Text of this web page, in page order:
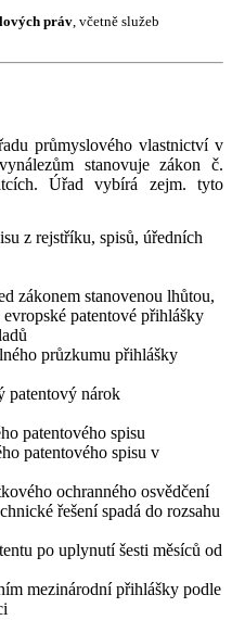
práv , včetně služeb
průmyslového vlastnictví v
stanovuje zákon č.
Úřad vybírá zejm. tyto
z rejstříku, spisů, úředních
zákonem stanovenou lhůtou,
patentové přihlášky
průzkumu přihlášky
patentový nárok
patentového spisu
patentového spisu v
ochranného osvědčení
řešení spadá do rozsahu
po uplynutí šesti měsíců od
mezinárodní přihlášky podle